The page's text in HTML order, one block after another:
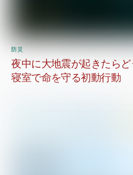
防災
夜中に大地震が起きたら
寝室で命を守る初動行動